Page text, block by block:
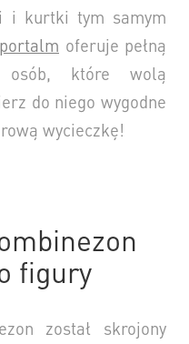
i kurtki tym samym
oferuje pełną
osób, które wolą
do niego wygodne
wycieczkę!
figury
został skrojony